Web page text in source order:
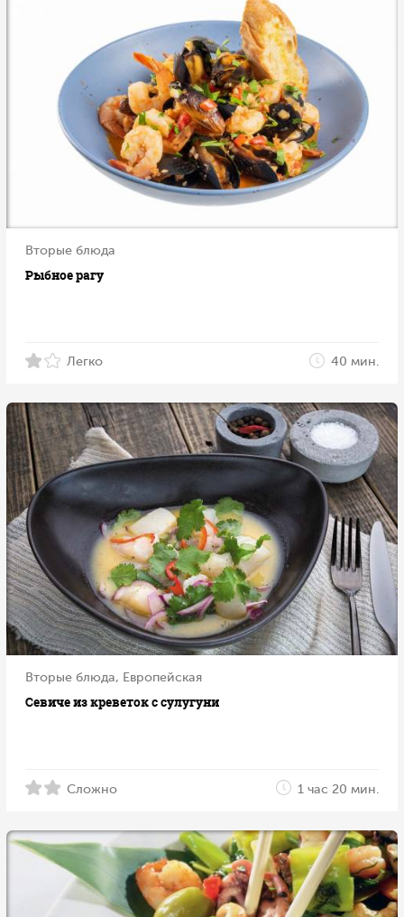
Вторые блюда
Рыбное рагу
Легко 40 мин.
Вторые блюда, Европейская
Севиче из креветок с сулугуни
Сложно 1 час 20 мин.